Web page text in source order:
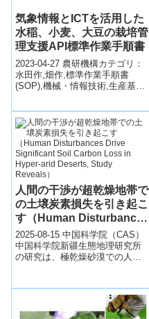
気象情報とICTを活用した
水稲、小麦、大豆の栽培管
理支援API標準作業手順書
2023-04-27 農研機構カテゴリ：
水田作,畑作,標準作業手順書
(SOP),機械・情報技術,生産基
人間の干渉が超乾燥地帯で
の土壌炭素損失を引き起こ
す（Human Disturbances
Drive Significant Soil
Carbon Loss in Hyper-
arid Deserts, Study
2025-08-15 中国科学院（CAS）
中国科学院新疆生態地理研究所
の研究は、極乾燥砂漠での人為
かに...